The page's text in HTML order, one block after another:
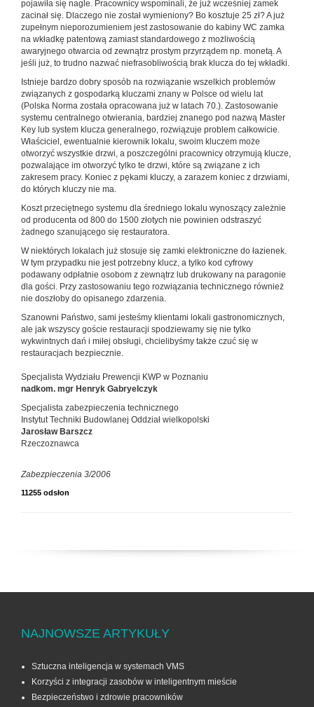
pojawiła się nagle. Pracownicy wspominali, że już wcześniej zamek
zacinał się. Dlaczego nie został wymieniony? Bo kosztuje 25 zł? A już
zupełnym nieporozumieniem jest zastosowanie do kabiny WC zamka
na wkładkę patentową zamiast standardowego z możliwością
awaryjnego otwarcia od zewnątrz prostym przyrządem np. monetą. A
jeśli już, to trudno nazwać niefrasobliwością brak klucza do tej wkładki.
Istnieje bardzo dobry sposób na rozwiązanie wszelkich problemów
związanych z gospodarką kluczami znany w Polsce od wielu lat
(Polska Norma została opracowana już w latach 70.). Zastosowanie
systemu centralnego otwierania, bardziej znanego pod nazwą Master
Key lub system klucza generalnego, rozwiązuje problem całkowicie.
Właściciel, ewentualnie kierownik lokalu, swoim kluczem może
otworzyć wszystkie drzwi, a poszczególni pracownicy otrzymują klucze,
pozwalające im otworzyć tylko te drzwi, które są związane z ich
zakresem pracy. Koniec z pękami kluczy, a zarazem koniec z drzwiami,
do których kluczy nie ma.
Koszt przeciętnego systemu dla średniego lokalu wynoszący zależnie
od producenta od 800 do 1500 złotych nie powinien odstraszyć
żadnego szanującego się restauratora.
W niektórych lokalach już stosuje się zamki elektroniczne do łazienek.
W tym przypadku nie jest potrzebny klucz, a tylko kod cyfrowy
podawany odpłatnie osobom z zewnątrz lub drukowany na paragonie
dla gości. Przy zastosowaniu tego rozwiązania technicznego również
nie doszłoby do opisanego zdarzenia.
Szanowni Państwo, sami jesteśmy klientami lokali gastronomicznych,
ale jak wszyscy goście restauracji spodziewamy się nie tylko
wykwintnych dań i miłej obsługi, chcielibyśmy także czuć się w
restauracjach bezpiecznie.
Specjalista Wydziału Prewencji KWP w Poznaniu
nadkom. mgr Henryk Gabryelczyk
Specjalista zabezpieczenia technicznego
Instytut Techniki Budowlanej Oddział wielkopolski
Jarosław Barszcz
Rzeczoznawca
Zabezpieczenia 3/2006
11255 odsłon
NAJNOWSZE ARTYKUŁY
Sztuczna inteligencja w systemach VMS
Korzyści z integracji zasobów w inteligentnym mieście
Bezpieczeństwo i zdrowie pracowników